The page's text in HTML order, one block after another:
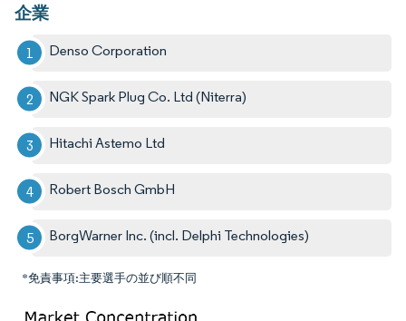
企業
Denso Corporation
NGK Spark Plug Co. Ltd (Niterra)
Hitachi Astemo Ltd
Robert Bosch GmbH
BorgWarner Inc. (incl. Delphi Technologies)
*免責事項:主要選手の並び順不同